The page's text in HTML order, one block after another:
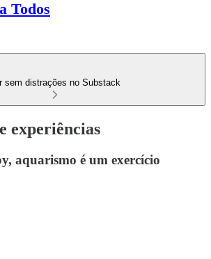
Todos
sem distrações no Substack
experiências
aquarismo é um exercício